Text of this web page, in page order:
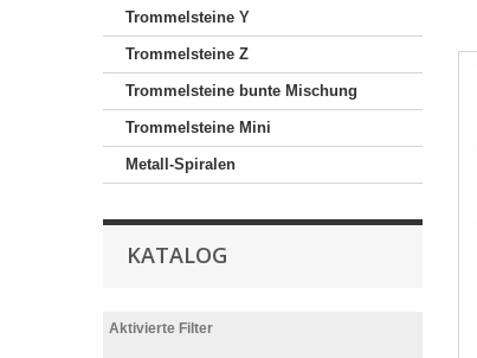
Trommelsteine Y
Trommelsteine Z
Trommelsteine bunte Mischung
Trommelsteine Mini
Metall-Spiralen
KATALOG
Aktivierte Filter